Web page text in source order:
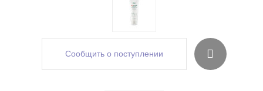
Сообщить о поступлении